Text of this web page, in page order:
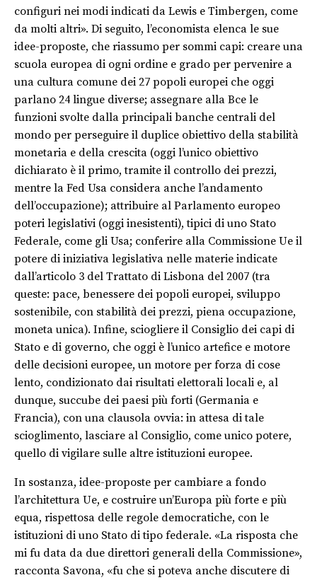
configuri nei modi indicati da Lewis e Timbergen, come
da molti altri». Di seguito, l’economista elenca le sue
idee-proposte, che riassumo per sommi capi: creare una
scuola europea di ogni ordine e grado per pervenire a
una cultura comune dei 27 popoli europei che oggi
parlano 24 lingue diverse; assegnare alla Bce le
funzioni svolte dalla principali banche centrali del
mondo per perseguire il duplice obiettivo della stabilità
monetaria e della crescita (oggi l’unico obiettivo
dichiarato è il primo, tramite il controllo dei prezzi,
mentre la Fed Usa considera anche l’andamento
dell’occupazione); attribuire al Parlamento europeo
poteri legislativi (oggi inesistenti), tipici di uno Stato
Federale, come gli Usa; conferire alla Commissione Ue il
potere di iniziativa legislativa nelle materie indicate
dall’articolo 3 del Trattato di Lisbona del 2007 (tra
queste: pace, benessere dei popoli europei, sviluppo
sostenibile, con stabilità dei prezzi, piena occupazione,
moneta unica). Infine, sciogliere il Consiglio dei capi di
Stato e di governo, che oggi è l’unico artefice e motore
delle decisioni europee, un motore per forza di cose
lento, condizionato dai risultati elettorali locali e, al
dunque, succube dei paesi più forti (Germania e
Francia), con una clausola ovvia: in attesa di tale
scioglimento, lasciare al Consiglio, come unico potere,
quello di vigilare sulle altre istituzioni europee.
In sostanza, idee-proposte per cambiare a fondo
l’architettura Ue, e costruire un’Europa più forte e più
equa, rispettosa delle regole democratiche, con le
istituzioni di uno Stato di tipo federale. «La risposta che
mi fu data da due direttori generali della Commissione»,
racconta Savona, «fu che si poteva anche discutere di